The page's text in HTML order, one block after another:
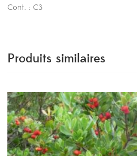
Cont. : C3
Produits similaires